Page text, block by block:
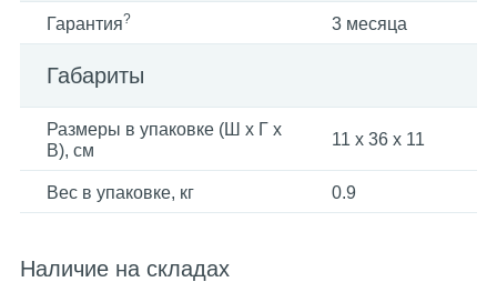
Гарантия? 3 месяца
Габариты
Размеры в упаковке (Ш x Г x
В), см
11 x 36 x 11
Вес в упаковке, кг 0.9
Наличие на складах